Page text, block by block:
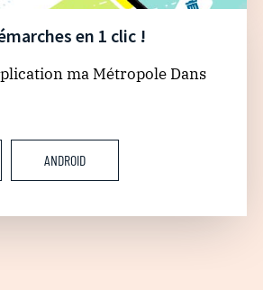
en 1 clic !
ma Métropole Dans
ANDROID